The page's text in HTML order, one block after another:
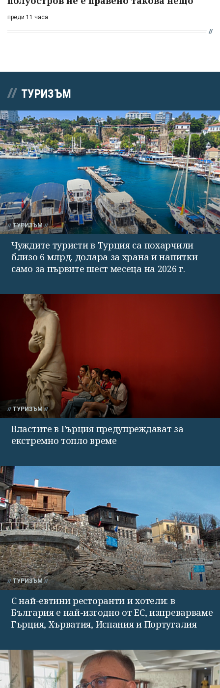
преди 11 часа
ТУРИЗЪМ
ТУРИЗЪМ
Чуждите туристи в Турция са похарчили
близо 6 млрд. долара за храна и напитки
само за първите шест месеца на 2026 г.
ТУРИЗЪМ
Властите в Гърция предупреждават за
екстремно топло време
ТУРИЗЪМ
С най-евтини ресторанти и хотели: в
България е най-изгодно от ЕС, изпреварваме
Гърция, Хърватия, Испания и Португалия